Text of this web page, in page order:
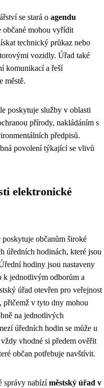
se stará o agendu
občané mohou vyřídit
technický průkaz nebo
vozidly. Úřad také
komunikací a řeší
městě.
poskytuje služby v oblasti
přírody, nakládáním s
předpisů.
povolení týkající se vlivů
elektronické
poskytuje občanům široké
úředních hodinách, které jsou
hodiny jsou nastaveny
k jednotlivým odborům a
úřad otevřen pro veřejnost
přičemž v tyto dny mohou
na jednotlivých
úředních hodin se může u
vhodné si předem ověřit
občan potřebuje navštívit.
správy nabízíměstský úřad v